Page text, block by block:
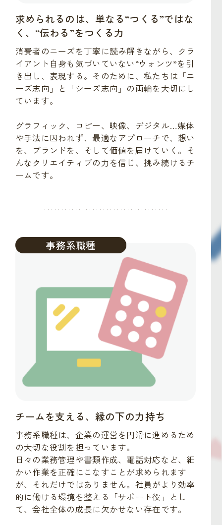
求められるのは、単なる“つくる”ではな
く、“伝わる”をつくる力
消費者のニーズを丁寧に読み解きながら、クラ
イアント自身も気づいていない“ウォンツ”を引
き出し、表現する。そのために、私たちは「ニ
ーズ志向」と「シーズ志向」の両輪を大切にし
ています。
グラフィック、コピー、映像、デジタル…媒体
や手法に囚われず、最適なアプローチで、想い
を、ブランドを、そして価値を届けていく。そ
んなクリエイティブの力を信じ、挑み続けるチ
ームです。
事務系職種
チームを支える、縁の下の力持ち
事務系職種は、企業の運営を円滑に進めるため
の大切な役割を担っています。
日々の業務管理や書類作成、電話対応など、細
かい作業を正確にこなすことが求められます
が、それだけではありません。社員がより効率
的に働ける環境を整える「サポート役」とし
て、会社全体の成長に欠かせない存在です。